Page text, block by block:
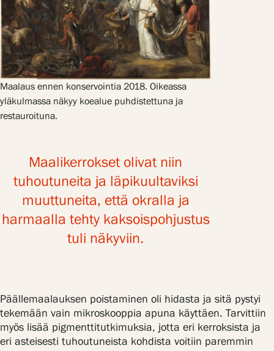
Maalaus ennen konservointia 2018. Oikeassa
yläkulmassa näkyy koealue puhdistettuna ja
restauroituna.
Maalikerrokset olivat niin
tuhoutuneita ja läpikuultaviksi
muuttuneita, että okralla ja
harmaalla tehty kaksoispohjustus
tuli näkyviin.
Päällemaalauksen poistaminen oli hidasta ja sitä pystyi
tekemään vain mikroskooppia apuna käyttäen. Tarvittiin
myös lisää pigmenttitutkimuksia, jotta eri kerroksista ja
eri asteisesti tuhoutuneista kohdista voitiin paremmin